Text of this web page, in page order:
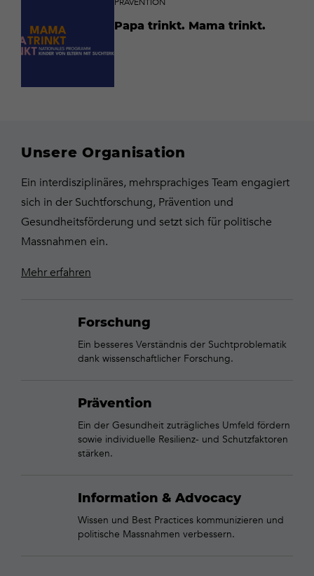
Papa trinkt. Mama trinkt.
Unsere Organisation
Ein interdisziplinäres, mehrsprachiges Team engagiert
sich in der Suchtforschung, Prävention und
Gesundheitsförderung und setzt sich für politische
Massnahmen ein.
Mehr erfahren
Forschung
Ein besseres Verständnis der Suchtproblematik
dank wissenschaftlicher Forschung.
Prävention
Ein der Gesundheit zuträgliches Umfeld fördern
sowie individuelle Resilienz- und Schutzfaktoren
stärken.
Information & Advocacy
Wissen und Best Practices kommunizieren und
politische Massnahmen verbessern.